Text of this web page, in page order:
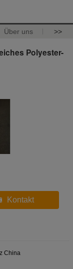
Über uns >>
Polyester-
Kontakt
China